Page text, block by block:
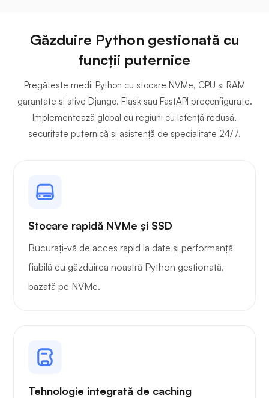
Owncast
Găzduire Python gestionată cu
funcții puternice
Pregătește medii Python cu stocare NVMe, CPU și RAM
garantate și stive Django, Flask sau FastAPI preconfigurate.
Implementează global cu regiuni cu latență redusă,
securitate puternică și asistență de specialitate 24/7.
Stocare rapidă NVMe și SSD
Bucurați-vă de acces rapid la date și performanță
fiabilă cu găzduirea noastră Python gestionată,
bazată pe NVMe.
Tehnologie integrată de caching